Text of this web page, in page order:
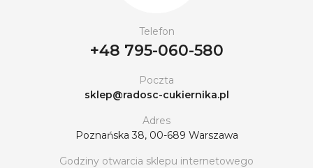
Telefon
+48 795-060-580
Poczta
sklep@radosc-cukiernika.pl
Adres
Poznańska 38, 00-689 Warszawa
Godziny otwarcia sklepu internetowego